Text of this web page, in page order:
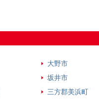
大野市
坂井市
三方郡美浜町